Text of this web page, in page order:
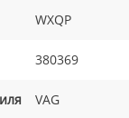
WXQP
380369
VAG